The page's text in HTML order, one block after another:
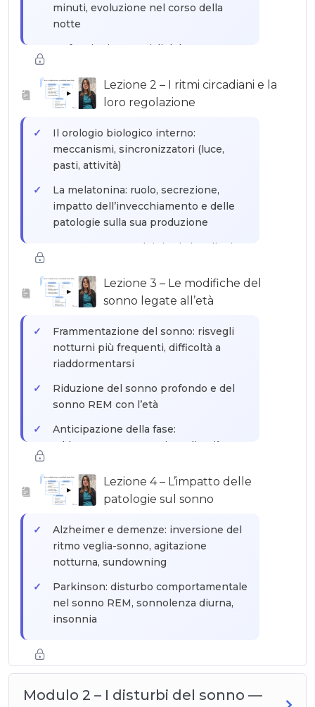
minuti, evoluzione nel corso della
notte
Le funzioni essenziali del sonno:
regolazione emotiva, recupero fisico
Perché il sonno profondo diminuisce
normali vs patologiche
▶
Lezione 2 – I ritmi circadiani e la
loro regolazione
Il orologio biologico interno:
meccanismi, sincronizzatori (luce,
pasti, attività)
La melatonina: ruolo, secrezione,
impatto dell’invecchiamento e delle
patologie sulla sua produzione
Lo spostamento dei ritmi circadiani
sonnolenza diurna
Come l’ambiente istituzionale disturba
rigidi
▶
Lezione 3 – Le modifiche del
sonno legate all’età
Frammentazione del sonno: risvegli
notturni più frequenti, difficoltà a
riaddormentarsi
Riduzione del sonno profondo e del
sonno REM con l’età
Anticipazione della fase:
addormentamento e risveglio più
Ciò che è normale vs ciò che richiede
attenzione professionale
▶
Lezione 4 – L’impatto delle
patologie sul sonno
Alzheimer e demenze: inversione del
ritmo veglia-sonno, agitazione
notturna, sundowning
Parkinson: disturbo comportamentale
nel sonno REM, sonnolenza diurna,
insonnia
meccanismi di impatto sul sonno
Modulo 2 – I disturbi del sonno —